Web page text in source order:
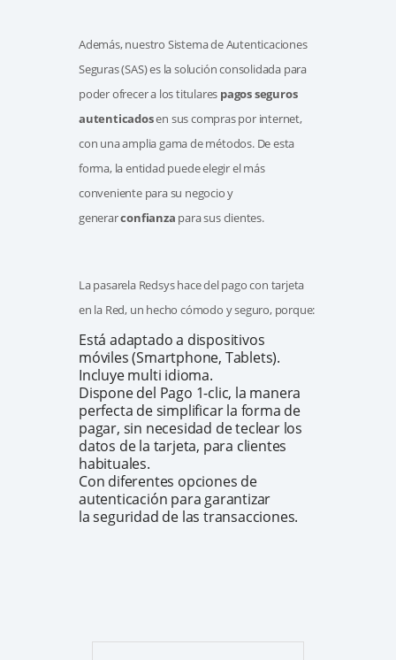
Además, nuestro Sistema de Autenticaciones
Seguras (SAS) es la solución consolidada para
poder ofrecer a los titulares pagos seguros
autenticadosen sus compras por internet,
con una amplia gama de métodos. De esta
forma, la entidad puede elegir el más
conveniente para su negocio y
generarconfianza para sus clientes.
La pasarela Redsys hace del pago con tarjeta
en la Red, un hecho cómodo y seguro, porque:
Está adaptado a dispositivos
móviles (Smartphone, Tablets).
Incluye multi idioma.
Dispone del Pago 1-clic, la manera
perfecta de simplificar la forma de
pagar, sin necesidad de teclear los
datos de la tarjeta, para clientes
habituales.
Con diferentes opciones de
autenticación para garantizar
la seguridad de las transacciones.